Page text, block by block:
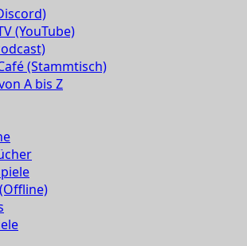
(YouTube)
(Stammtisch)
A bis Z